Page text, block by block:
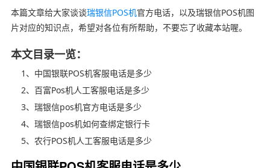
本篇文章给大家谈谈瑞银信POS机官方电话，以及瑞银信POS机图
片对应的知识点，希望对各位有所帮助，不要忘了收藏本站喔。
本文目录一览：
1、中国银联POS机客服电话是多少
2、百富Pos机人工客服电话是多少
3、瑞银信pos机官方电话是多少
4、瑞银信pos机如何查绑定银行卡
5、农行POS机人工客服电话是多少